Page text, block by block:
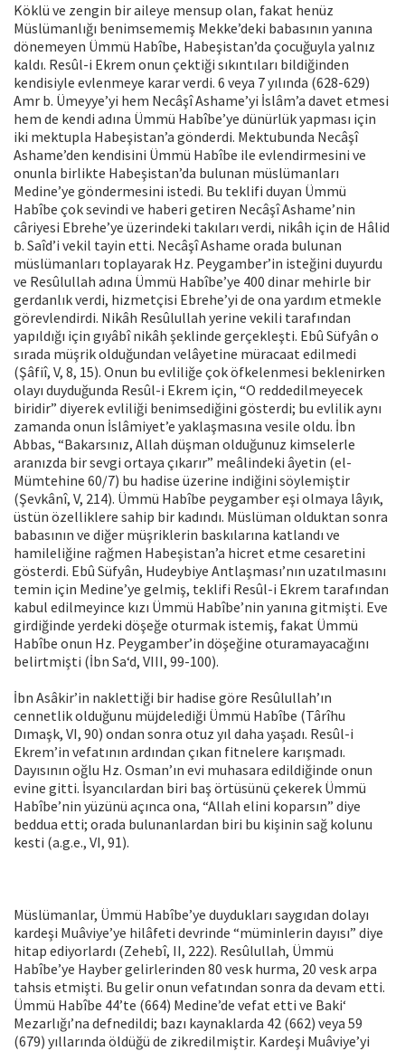
Köklü ve zengin bir aileye mensup olan, fakat henüz
Müslümanlığı benimsememiş Mekke’deki babasının yanına
dönemeyen Ümmü Habîbe, Habeşistan’da çocuğuyla yalnız
kaldı. Resûl-i Ekrem onun çektiği sıkıntıları bildiğinden
kendisiyle evlenmeye karar verdi. 6 veya 7 yılında (628-629)
Amr b. Ümeyye’yi hem Necâşî Ashame’yi İslâm’a davet etmesi
hem de kendi adına Ümmü Habîbe’ye dünürlük yapması için
iki mektupla Habeşistan’a gönderdi. Mektubunda Necâşî
Ashame’den kendisini Ümmü Habîbe ile evlendirmesini ve
onunla birlikte Habeşistan’da bulunan müslümanları
Medine’ye göndermesini istedi. Bu teklifi duyan Ümmü
Habîbe çok sevindi ve haberi getiren Necâşî Ashame’nin
câriyesi Ebrehe’ye üzerindeki takıları verdi, nikâh için de Hâlid
b. Saîd’i vekil tayin etti. Necâşî Ashame orada bulunan
müslümanları toplayarak Hz. Peygamber’in isteğini duyurdu
ve Resûlullah adına Ümmü Habîbe’ye 400 dinar mehirle bir
gerdanlık verdi, hizmetçisi Ebrehe’yi de ona yardım etmekle
görevlendirdi. Nikâh Resûlullah yerine vekili tarafından
yapıldığı için gıyâbî nikâh şeklinde gerçekleşti. Ebû Süfyân o
sırada müşrik olduğundan velâyetine müracaat edilmedi
(Şâfiî, V, 8, 15). Onun bu evliliğe çok öfkelenmesi beklenirken
olayı duyduğunda Resûl-i Ekrem için, “O reddedilmeyecek
biridir” diyerek evliliği benimsediğini gösterdi; bu evlilik aynı
zamanda onun İslâmiyet’e yaklaşmasına vesile oldu. İbn
Abbas, “Bakarsınız, Allah düşman olduğunuz kimselerle
aranızda bir sevgi ortaya çıkarır” meâlindeki âyetin (el-
Mümtehine 60/7) bu hadise üzerine indiğini söylemiştir
(Şevkânî, V, 214). Ümmü Habîbe peygamber eşi olmaya lâyık,
üstün özelliklere sahip bir kadındı. Müslüman olduktan sonra
babasının ve diğer müşriklerin baskılarına katlandı ve
hamileliğine rağmen Habeşistan’a hicret etme cesaretini
gösterdi. Ebû Süfyân, Hudeybiye Antlaşması’nın uzatılmasını
temin için Medine’ye gelmiş, teklifi Resûl-i Ekrem tarafından
kabul edilmeyince kızı Ümmü Habîbe’nin yanına gitmişti. Eve
girdiğinde yerdeki döşeğe oturmak istemiş, fakat Ümmü
Habîbe onun Hz. Peygamber’in döşeğine oturamayacağını
belirtmişti (İbn Sa‘d, VIII, 99-100).
İbn Asâkir’in naklettiği bir hadise göre Resûlullah’ın
cennetlik olduğunu müjdelediği Ümmü Habîbe (Târîhu
Dımaşk, VI, 90) ondan sonra otuz yıl daha yaşadı. Resûl-i
Ekrem’in vefatının ardından çıkan fitnelere karışmadı.
Dayısının oğlu Hz. Osman’ın evi muhasara edildiğinde onun
evine gitti. İsyancılardan biri baş örtüsünü çekerek Ümmü
Habîbe’nin yüzünü açınca ona, “Allah elini koparsın” diye
beddua etti; orada bulunanlardan biri bu kişinin sağ kolunu
kesti (a.g.e., VI, 91).
Müslümanlar, Ümmü Habîbe’ye duydukları saygıdan dolayı
kardeşi Muâviye’ye hilâfeti devrinde “müminlerin dayısı” diye
hitap ediyorlardı (Zehebî, II, 222). Resûlullah, Ümmü
Habîbe’ye Hayber gelirlerinden 80 vesk hurma, 20 vesk arpa
tahsis etmişti. Bu gelir onun vefatından sonra da devam etti.
Ümmü Habîbe 44’te (664) Medine’de vefat etti ve Baki‘
Mezarlığı’na defnedildi; bazı kaynaklarda 42 (662) veya 59
(679) yıllarında öldüğü de zikredilmiştir. Kardeşi Muâviye’yi